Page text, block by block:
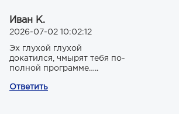
Иван К.
2026-07-02 10:02:12
Эх глухой глухой
докатился, чмырят тебя по-
полной программе…..
Ответить